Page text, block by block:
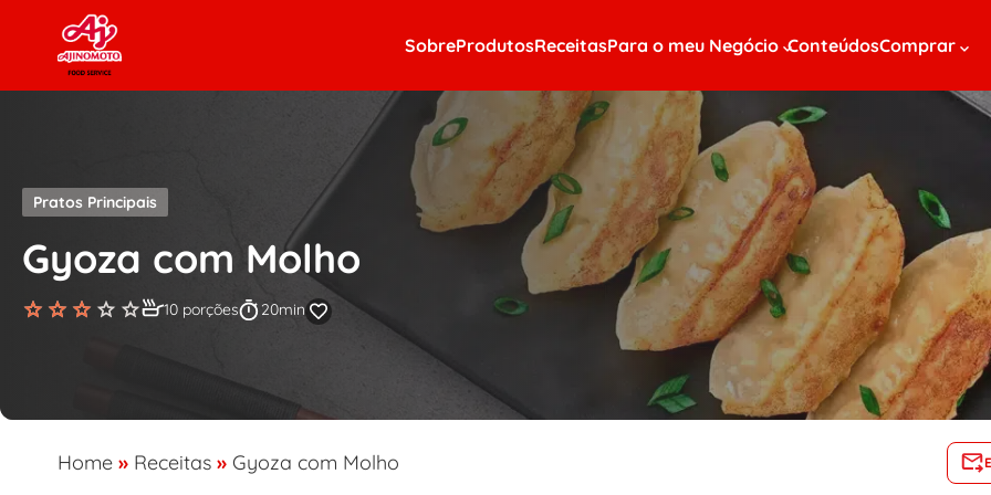
Skip to content
SobreProdutosReceitasPara o meu Negócio ConteúdosComprar
Pratos Principais
Gyoza com Molho
10 porções 20min
Home » Receitas » Gyoza com Molho